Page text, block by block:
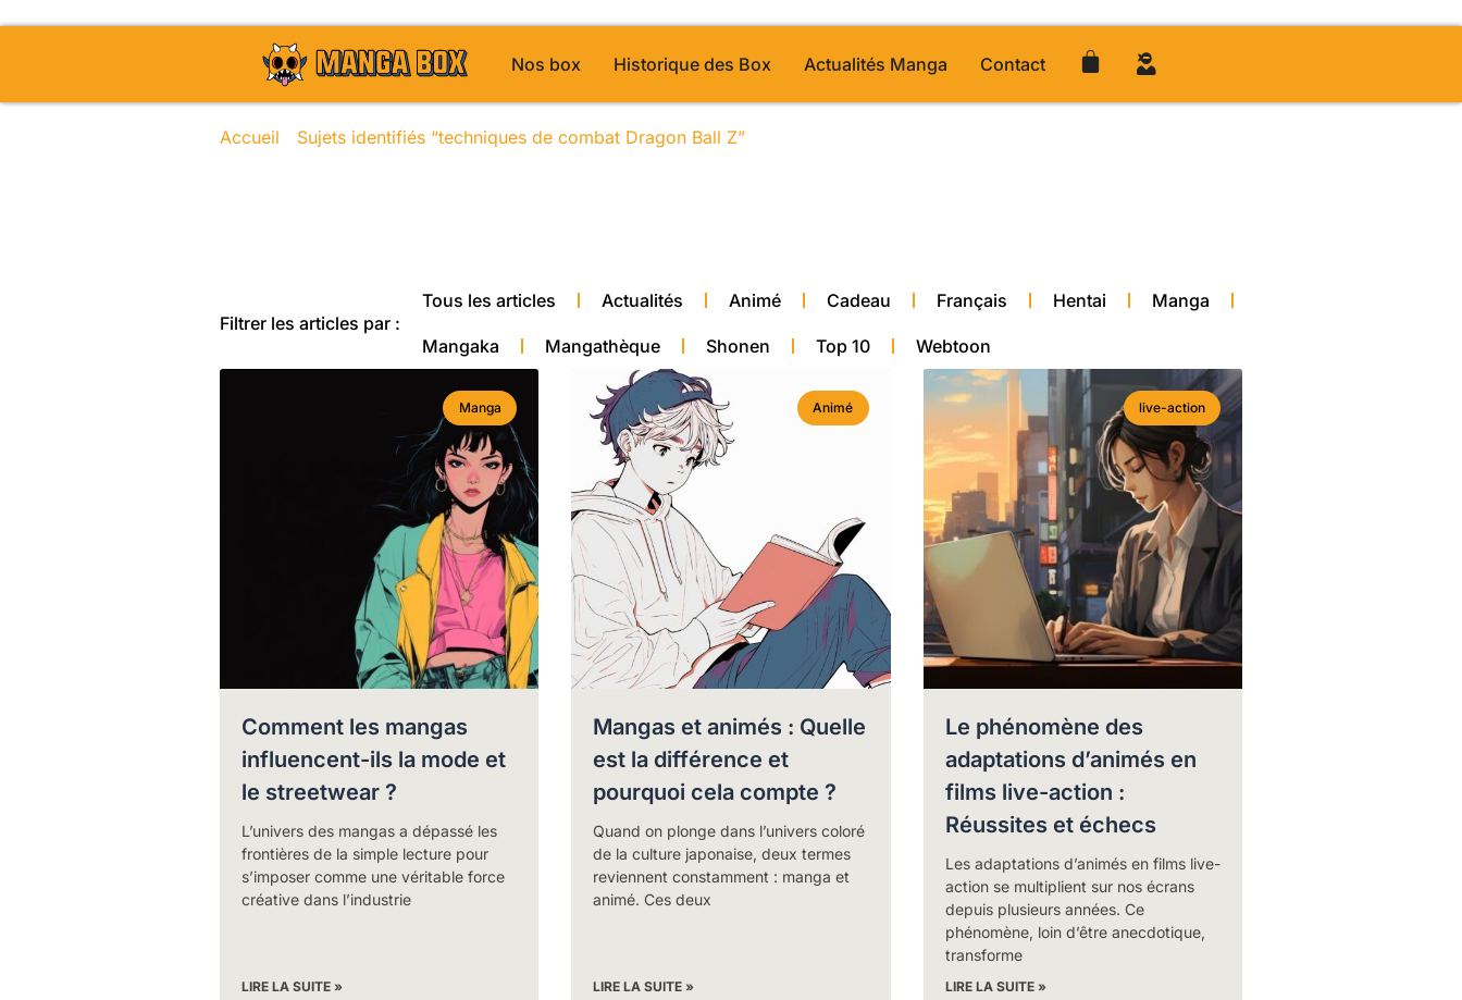
Nos box Historique des Box Actualités Manga Contact
Accueil Sujets identifiés “techniques de combat Dragon Ball Z”/ Page 28
Filtrer les articles par :
Tous les articles Actualités Animé Cadeau Français Hentai Manga
Mangaka Mangathèque Shonen Top 10 Webtoon
Manga
Comment les mangas
influencent-ils la mode et
le streetwear ?
L’univers des mangas a dépassé les
frontières de la simple lecture pour
s’imposer comme une véritable force
créative dans l’industrie
LIRE LA SUITE »
Animé
Mangas et animés : Quelle
est la différence et
pourquoi cela compte ?
Quand on plonge dans l’univers coloré
de la culture japonaise, deux termes
reviennent constamment : manga et
animé. Ces deux
LIRE LA SUITE »
live-action
Le phénomène des
adaptations d’animés en
films live-action :
Réussites et échecs
Les adaptations d’animés en films live-
action se multiplient sur nos écrans
depuis plusieurs années. Ce
phénomène, loin d’être anecdotique,
transforme
LIRE LA SUITE »